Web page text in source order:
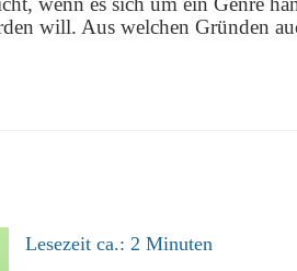
will. Aus welchen Gründen
Lesezeit ca.: 2 Minuten